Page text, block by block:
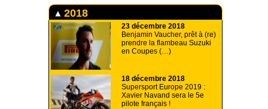
2018
23 décembre 2018
Benjamin Vaucher, prêt à (re)
prendre la flambeau Suzuki
en Coupes (…)
18 décembre 2018
Supersport Europe 2019 :
Xavier Navand sera le 5e
pilote français !